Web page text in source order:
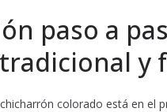
paso a
y
colorado está en el